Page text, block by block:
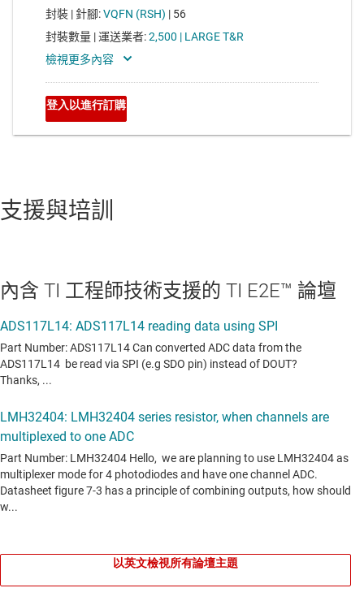
支援與培訓
內含 TI 工程師技術支援的 TI E2E™ 論壇
以英文檢視所有論壇主題